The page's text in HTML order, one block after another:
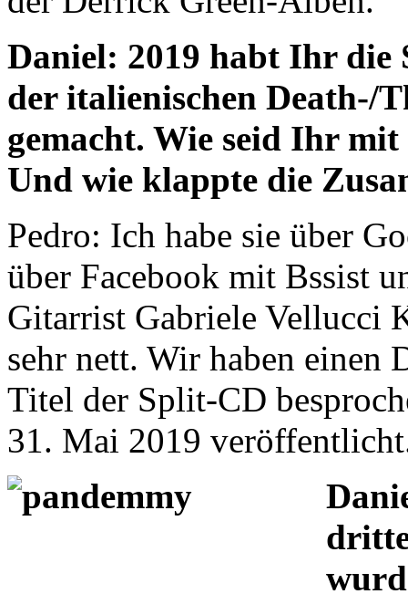
Daniel: 2019 habt Ihr
der italienischen Death-/
gemacht. Wie seid Ihr
Und wie klappte die
Pedro: Ich habe sie über
über Facebook mit Bssist
Gitarrist Gabriele Vellucci
sehr nett. Wir haben einen
Titel der Split-CD
31. Mai 2019